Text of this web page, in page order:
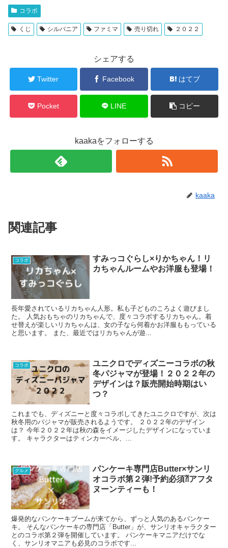
コラボ
くじ シルバニア ファミマ 売り切れ ２０２２
シェアする
Twitter Facebook はてブ
Pocket LINE コピー
kaakaをフォローする
kaaka
関連記事
コラボ
すみっコぐらし×りかちゃん！リ
カちゃんルームやお洋服も登場！
長年愛されているリカちゃん人形。私も子どものころよく遊びまし
た。 人気おもちゃのリカちゃんで、度々コラボするリカちゃん。着
せ替えが楽しいリカちゃんは、女の子なら何着かお洋服ももっている
と思います。 また、最近ではリカちゃんが遊...
コラボ
ユニクロでディズニーコラボの秋
冬パジャマが登場！２０２２年の
デザインは？販売開始時期はい
つ？
これまでも、ディズニーと度々コラボしてきたユニクロですが、次は
秋冬用のパジャマが販売されるようです。 ２０２２年のデザイン
は？ 今年２０２２年は秋の森をイメージしたデザインになっていま
す。 キャラクターはティンカーベル、...
グルメ
パンケーキ専門店Butter×サンリ
オコラボ第２弾!予約必須⁈アフタ
ヌーンティーも！
爆発的なパンケーキブームが来てから、ずっと人気のあるパンケー
キ。 そんなパンケーキの専門店「Butter」が、サンリオキャラクター
とのコラボ第２弾を開催しています。 パンケーキマニアだけでな
く、サンリオマニアも必見のコラボです...